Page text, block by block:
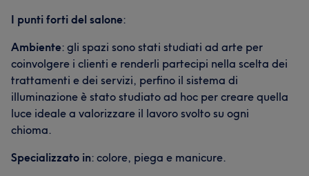
I punti forti del salone:
Ambiente: gli spazi sono stati studiati ad arte per
coinvolgere i clienti e renderli partecipi nella scelta dei
trattamenti e dei servizi, perfino il sistema di
illuminazione è stato studiato ad hoc per creare quella
luce ideale a valorizzare il lavoro svolto su ogni
chioma.
Specializzato in: colore, piega e manicure.